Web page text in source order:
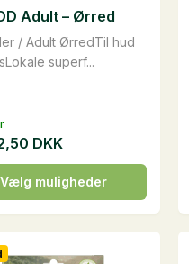
/ Adult ØrredTil hud
superf...
Adult – Ørred
DKK
Vælg muligheder